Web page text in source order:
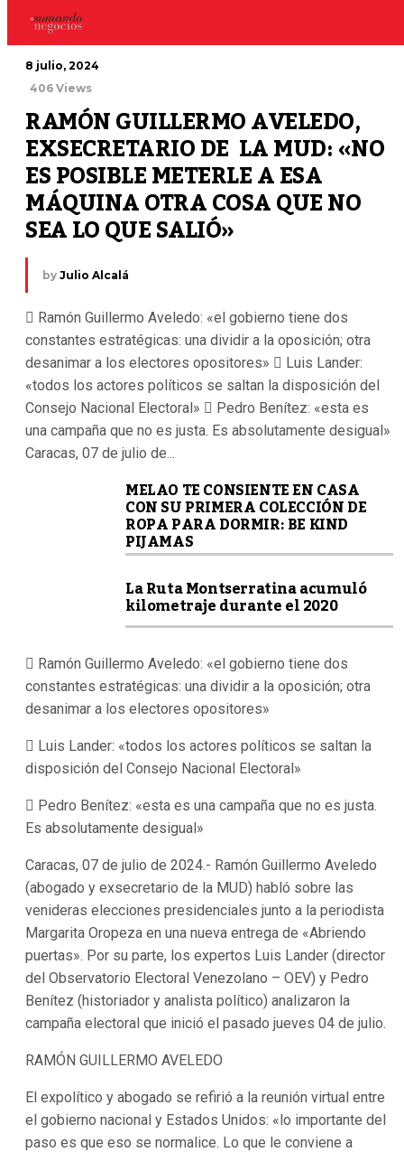
8 julio, 2024
406 Views
RAMÓN GUILLERMO AVELEDO,
EXSECRETARIO DE  LA MUD: «NO
ES POSIBLE METERLE A ESA
MÁQUINA OTRA COSA QUE NO
SEA LO QUE SALIÓ»
by Julio Alcalá
 Ramón Guillermo Aveledo: «el gobierno tiene dos
constantes estratégicas: una dividir a la oposición; otra
desanimar a los electores opositores»  Luis Lander:
«todos los actores políticos se saltan la disposición del
Consejo Nacional Electoral»  Pedro Benítez: «esta es
una campaña que no es justa. Es absolutamente desigual»
Caracas, 07 de julio de...
MELAO TE CONSIENTE EN CASA
CON SU PRIMERA COLECCIÓN DE
ROPA PARA DORMIR: BE KIND
PIJAMAS
La Ruta Montserratina acumuló
kilometraje durante el 2020
 Ramón Guillermo Aveledo: «el gobierno tiene dos
constantes estratégicas: una dividir a la oposición; otra
desanimar a los electores opositores»
 Luis Lander: «todos los actores políticos se saltan la
disposición del Consejo Nacional Electoral»
 Pedro Benítez: «esta es una campaña que no es justa.
Es absolutamente desigual»
Caracas, 07 de julio de 2024.- Ramón Guillermo Aveledo
(abogado y exsecretario de la MUD) habló sobre las
venideras elecciones presidenciales junto a la periodista
Margarita Oropeza en una nueva entrega de «Abriendo
puertas». Por su parte, los expertos Luis Lander (director
del Observatorio Electoral Venezolano – OEV) y Pedro
Benítez (historiador y analista político) analizaron la
campaña electoral que inició el pasado jueves 04 de julio.
RAMÓN GUILLERMO AVELEDO
El expolítico y abogado se refirió a la reunión virtual entre
el gobierno nacional y Estados Unidos: «lo importante del
paso es que eso se normalice. Lo que le conviene a